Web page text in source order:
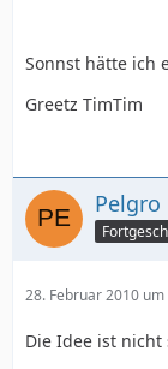
Sonnst hätte ich
Greetz TimTim
Pelgro
28. Februar 2010 um
Die Idee ist